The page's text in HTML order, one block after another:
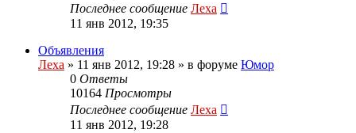
Последнее сообщение Леха
11 янв 2012, 19:35
Объявления
Леха » 11 янв 2012, 19:28 » в форуме Юмор
0 Ответы
10164 Просмотры
Последнее сообщение Леха
11 янв 2012, 19:28